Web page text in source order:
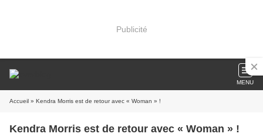
Publicité
MENU
Accueil » Kendra Morris est de retour avec « Woman » !
Kendra Morris est de retour avec « Woman » !